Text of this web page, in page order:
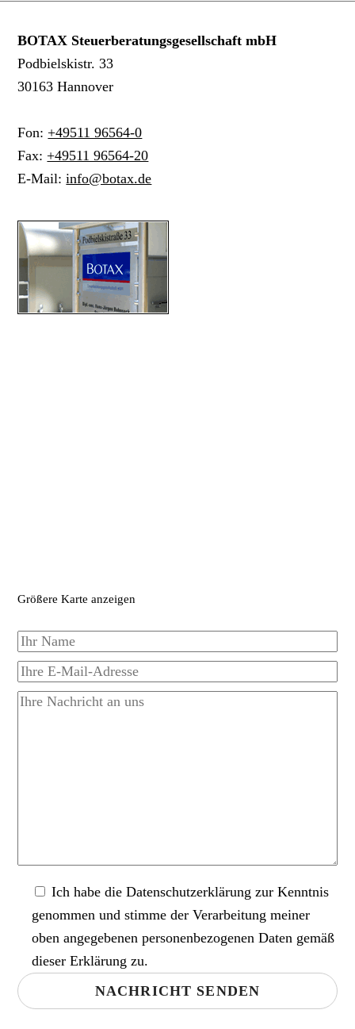
BOTAX Steuerberatungsgesellschaft mbH
Podbielskistr. 33
30163 Hannover
Fon:+49511 96564-0
Fax:+49511 96564-20
E-Mail:info@botax.de
Größere Karte anzeigen
Ich habe die Datenschutzerklärung zur Kenntnis
genommen und stimme der Verarbeitung meiner
oben angegebenen personenbezogenen Daten gemäß
dieser Erklärung zu.